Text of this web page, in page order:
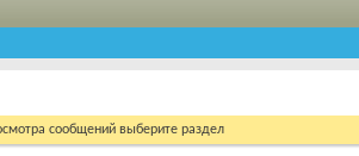
сообщений выберите раздел